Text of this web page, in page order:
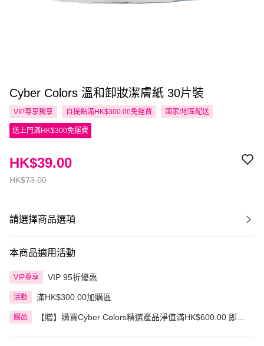
Cyber Colors 溫和卸妝潔膚紙 30片裝
VIP尊享獨享 自提點滿HK$300.00免運費 國家/地區配送
送上門滿HK$300免運費
HK$73.00
HK$39.00
請選擇商品選項
本商品適用活動
VIP尊享 VIP 95折優惠
活動 滿HK$300.00加購區
贈品
【贈】購買Cyber Colors精選產品淨值滿HK$600.00 即送